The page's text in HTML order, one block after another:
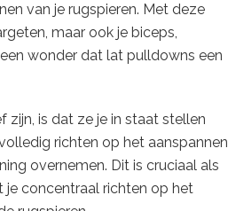
van je rugspieren. Met deze
maar ook je biceps,
wonder dat lat pulldowns een
is dat ze je in staat stellen
richten op het aanspannen
overnemen. Dit is cruciaal als
je concentraal richten op het